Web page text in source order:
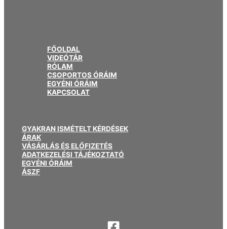
FŐOLDAL
VIDEÓTÁR
RÓLAM
CSOPORTOS ÓRÁIM
EGYÉNI ÓRÁIM
KAPCSOLAT
GYAKRAN ISMÉTELT KÉRDÉSEK
ÁRAK
VÁSÁRLÁS ÉS ELŐFIZETÉS
ADATKEZELÉSI TÁJÉKOZTATÓ
EGYÉNI ÓRÁIM
ÁSZF